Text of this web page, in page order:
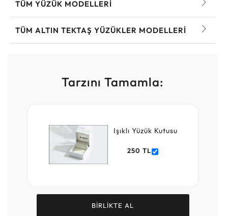
TÜM YÜZÜK MODELLERI
TÜM ALTIN TEKTAŞ YÜZÜKLER MODELLERI
Tarzını Tamamla:
Işıklı Yüzük Kutusu
250 TL
BİRLİKTE AL